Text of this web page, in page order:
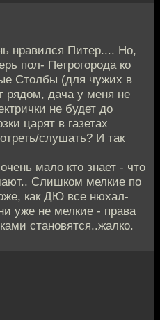
нравился Питер.... Но,
пол- Петрогорода ко
Столбы (для чужих в
рядом, дача у меня не
не будет до
царят в газетах
слушать? И так
мало кто знает - что
Слишком мелкие по
как ДЮ все нюхал-
уже не мелкие - права
становятся..жалко.